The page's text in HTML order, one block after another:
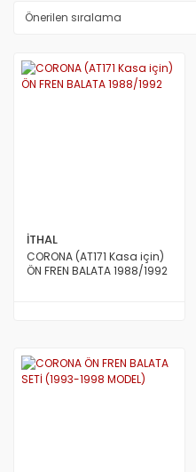
İTHAL
CORONA (AT171 Kasa için)
ÖN FREN BALATA 1988/1992